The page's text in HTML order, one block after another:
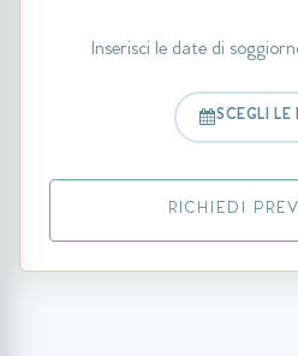
Inserisci le date di
SCEGLI LE
RICHIEDI